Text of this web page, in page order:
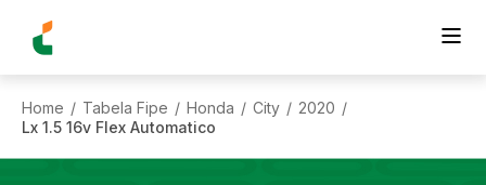
Home / Tabela Fipe / Honda / City / 2020 /
Lx 1.5 16v Flex Automatico